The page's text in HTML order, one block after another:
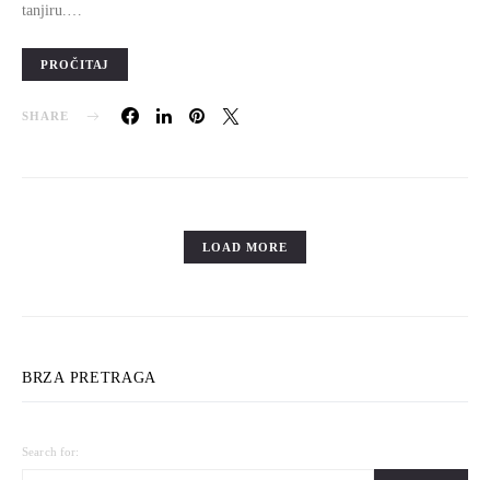
tanjiru.…
PROČITAJ
SHARE
LOAD MORE
BRZA PRETRAGA
Search for: